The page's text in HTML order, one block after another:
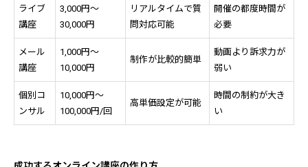
ライブ
講座
3,000円〜
30,000円
リアルタイムで質
問対応可能
開催の都度時間が
必要
メール
講座
1,000円〜
10,000円
制作が比較的簡単
動画より訴求力が
弱い
個別コ
ンサル
10,000円〜
100,000円/回
高単価設定が可能
時間の制約が大き
い